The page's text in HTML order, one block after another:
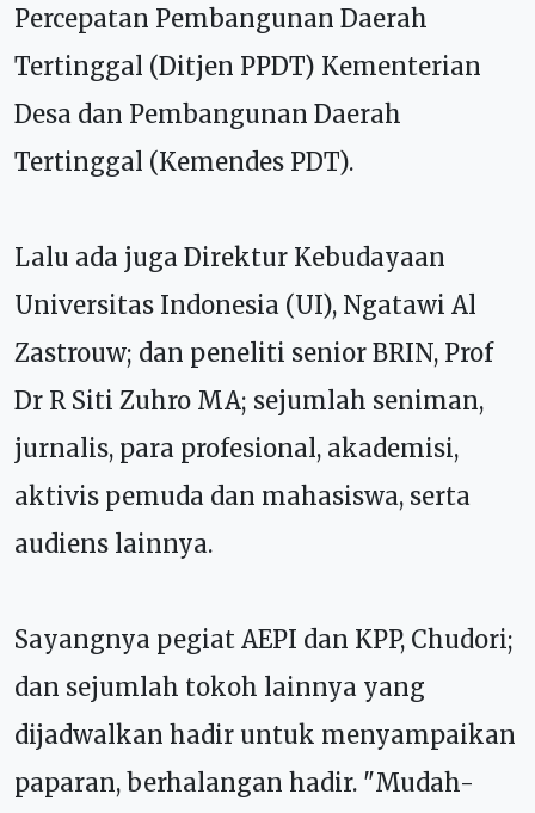
Percepatan Pembangunan Daerah
Tertinggal (Ditjen PPDT) Kementerian
Desa dan Pembangunan Daerah
Tertinggal (Kemendes PDT).
Lalu ada juga Direktur Kebudayaan
Universitas Indonesia (UI), Ngatawi Al
Zastrouw; dan peneliti senior BRIN, Prof
Dr R Siti Zuhro MA; sejumlah seniman,
jurnalis, para profesional, akademisi,
aktivis pemuda dan mahasiswa, serta
audiens lainnya.
Sayangnya pegiat AEPI dan KPP, Chudori;
dan sejumlah tokoh lainnya yang
dijadwalkan hadir untuk menyampaikan
paparan, berhalangan hadir. "Mudah-